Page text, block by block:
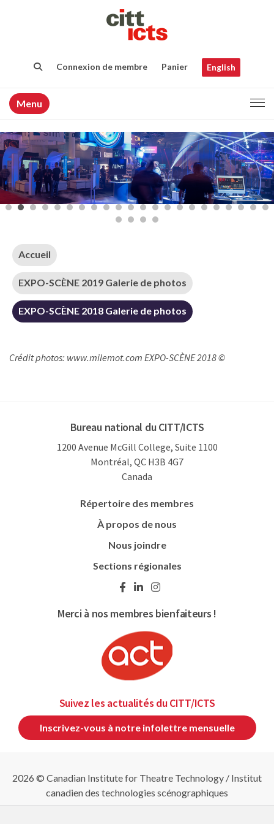
Connexion de membre Panier English
Menu
Accueil
EXPO-SCÈNE 2019 Galerie de photos
EXPO-SCÈNE 2018 Galerie de photos
Crédit photos: www.milemot.com EXPO-SCÈNE 2018 ©
Bureau national du CITT/ICTS
1200 Avenue McGill College, Suite 1100
Montréal, QC H3B 4G7
Canada
Répertoire des membres
À propos de nous
Nous joindre
Sections régionales
Merci à nos membres bienfaiteurs !
Suivez les actualités du CITT/ICTS
Inscrivez-vous à notre infolettre mensuelle
2026 © Canadian Institute for Theatre Technology / Institut
canadien des technologies scénographiques